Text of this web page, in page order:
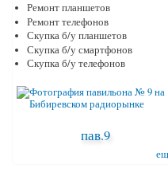
Ремонт планшетов
Ремонт телефонов
Скупка б/у планшетов
Скупка б/у смартфонов
Скупка б/у телефонов
пав.9